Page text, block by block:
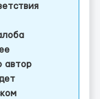
автор